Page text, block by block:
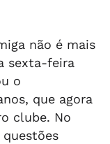
não é mais
sexta-feira
o
que agora
clube. No